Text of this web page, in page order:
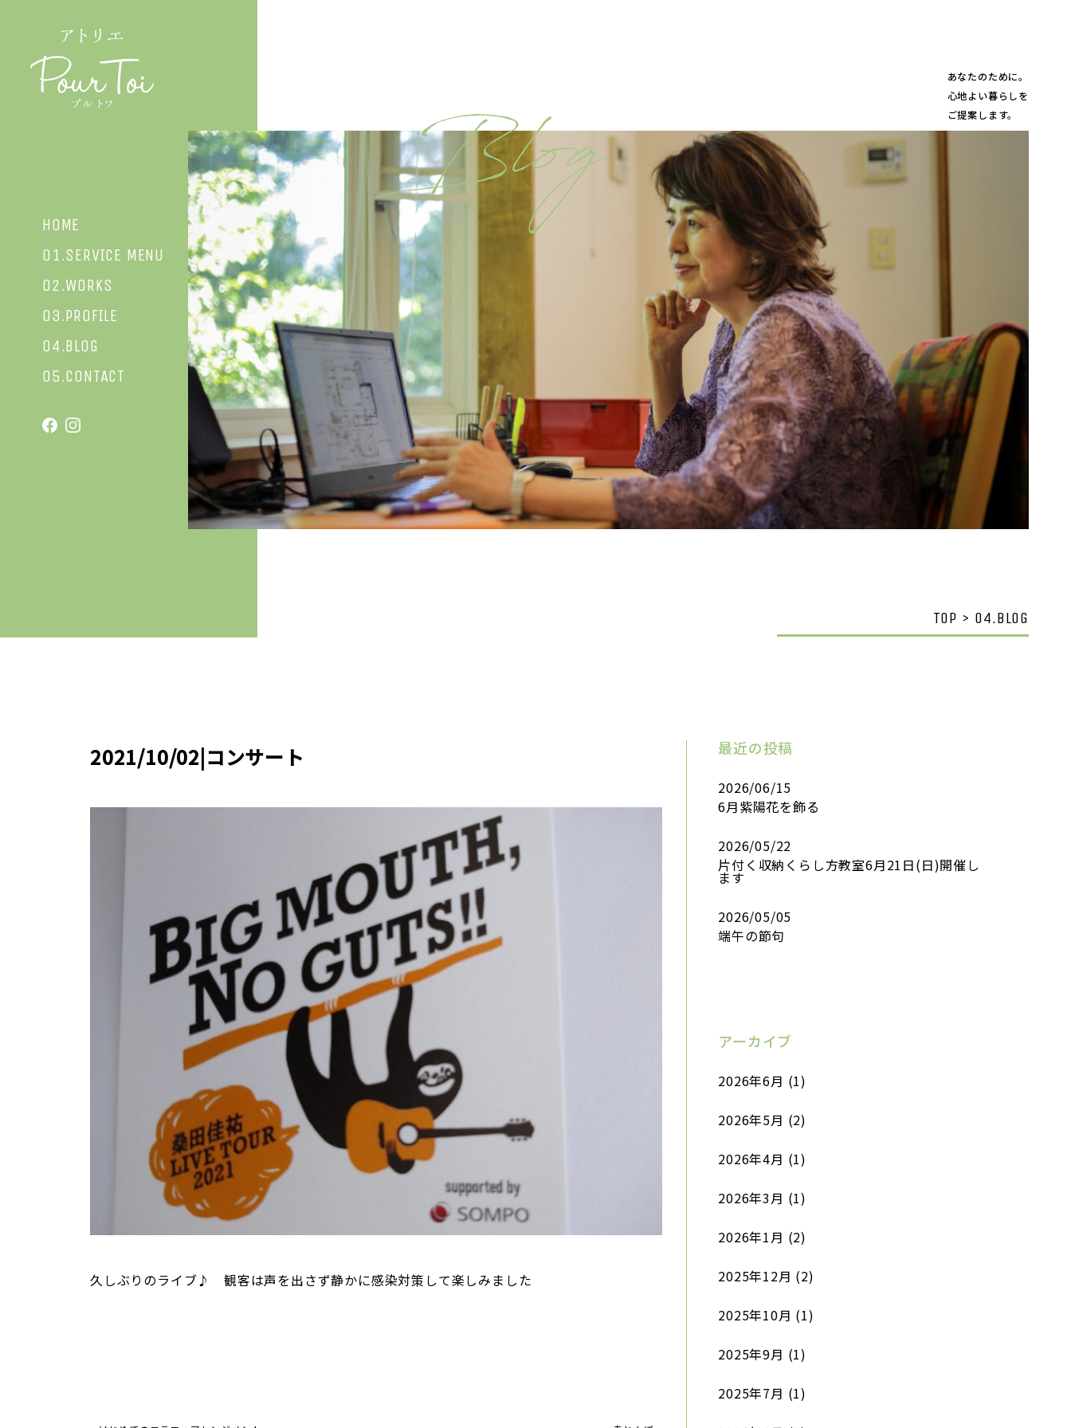
あなたのために。
心地よい暮らしを
ご提案します。
HOME
01.SERVICE MENU
02.WORKS
03.PROFILE
04.BLOG
05.CONTACT
TOP > 04.BLOG
2021/10/02|コンサート
久しぶりのライブ♪ 観客は声を出さず静かに感染対策して楽しみました
最近の投稿
2026/06/15
6月紫陽花を飾る
2026/05/22
片付く収納くらし方教室6月21日(日)開催し
ます
2026/05/05
端午の節句
アーカイブ
2026年6月 (1)
2026年5月 (2)
2026年4月 (1)
2026年3月 (1)
2026年1月 (2)
2025年12月 (2)
2025年10月 (1)
2025年9月 (1)
2025年7月 (1)